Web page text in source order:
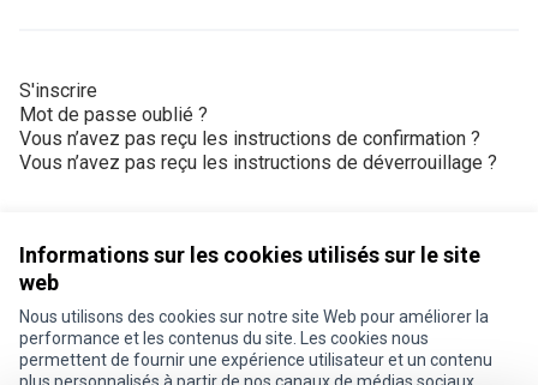
Informations sur les cookies utilisés sur le site
web
Nous utilisons des cookies sur notre site Web pour améliorer la
performance et les contenus du site. Les cookies nous
permettent de fournir une expérience utilisateur et un contenu
S'inscrire
Mot de passe oublié ?
Vous n’avez pas reçu les instructions de confirmation ?
Vous n’avez pas reçu les instructions de déverrouillage ?
Conditions d'utilisation
Paramètres des cookies
Je participe ! sur X
Je participe ! sur Facebook
Je participe ! sur Instagram